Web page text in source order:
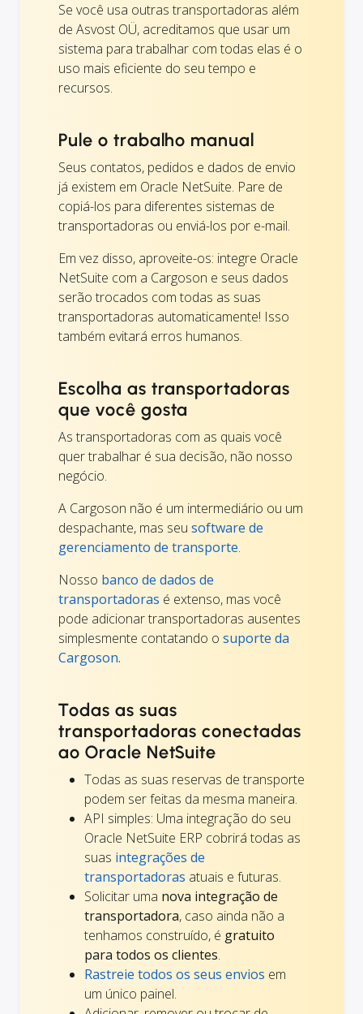
Se você usa outras transportadoras além
de Asvost OÜ, acreditamos que usar um
sistema para trabalhar com todas elas é o
uso mais eficiente do seu tempo e
recursos.
Pule o trabalho manual
Seus contatos, pedidos e dados de envio
já existem em Oracle NetSuite. Pare de
copiá-los para diferentes sistemas de
transportadoras ou enviá-los por e-mail.
Em vez disso, aproveite-os: integre Oracle
NetSuite com a Cargoson e seus dados
serão trocados com todas as suas
transportadoras automaticamente! Isso
também evitará erros humanos.
Escolha as transportadoras
que você gosta
As transportadoras com as quais você
quer trabalhar é sua decisão, não nosso
negócio.
A Cargoson não é um intermediário ou um
despachante, mas seu software de
gerenciamento de transporte.
Nosso banco de dados de
transportadoras é extenso, mas você
pode adicionar transportadoras ausentes
simplesmente contatando o suporte da
Cargoson.
Todas as suas
transportadoras conectadas
ao Oracle NetSuite
Todas as suas reservas de transporte
podem ser feitas da mesma maneira.
API simples: Uma integração do seu
Oracle NetSuite ERP cobrirá todas as
suas integrações de
transportadoras atuais e futuras.
Solicitar uma nova integração de
transportadora, caso ainda não a
tenhamos construído, é gratuito
para todos os clientes.
Rastreie todos os seus envios em
um único painel.